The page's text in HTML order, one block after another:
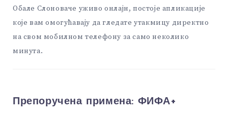
Обале Слоноваче уживо онлајн, постоје апликације
које вам омогућавају да гледате утакмицу директно
на свом мобилном телефону за само неколико
минута.
Препоручена примена: ФИФА+